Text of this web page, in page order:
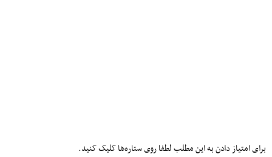
برای امتیاز دادن به این مطلب لطفا روی ستاره‌ها کلیک کنید.